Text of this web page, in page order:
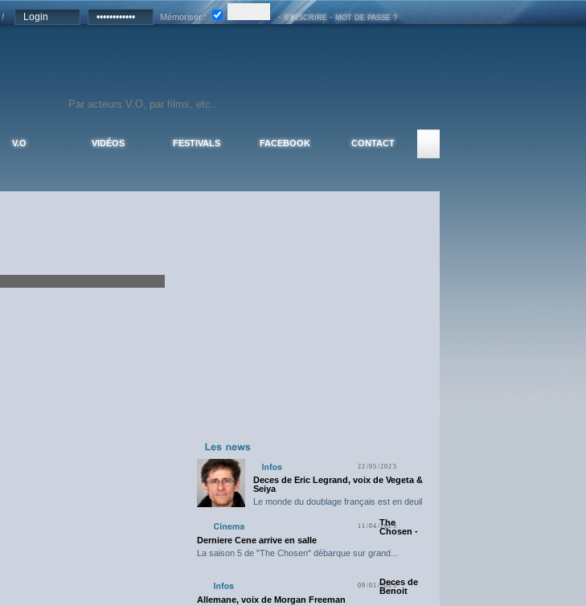
! Mémoriser : -S'INSCRIRE -MOT DE PASSE ?
V.O VIDÉOS FESTIVALS FACEBOOK CONTACT
22/05/2025
Deces de Eric Legrand, voix de Vegeta &
Seiya
Le monde du doublage français est en deuil
11/04/2025
The
Chosen -
Derniere Cene arrive en salle
La saison 5 de "The Chosen" débarque sur grand...
09/01/2025Deces de
Benoit
Allemane, voix de Morgan Freeman